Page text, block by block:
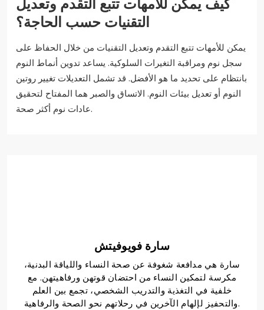
التقنيات حسب الحاجة؟
يمكن للأمهات تتبع التقدم وتعديل التقنيات من خلال الحفاظ على
سجل نوم ومراقبة التغيرات السلوكية. يساعد تدوين أنماط النوم
بانتظام على تحديد ما هو الأفضل. قد تشمل التعديلات تغيير روتين
النوم أو تعديل بيئات النوم. الاتساق والصبر هما المفتاح لتحقيق
عادات نوم أكثر صحة.
سارة فويوفيتش
سارة هي مدافعة شغوفة عن صحة النساء واللياقة البدنية،
مكرسة لتمكين النساء من احتضان قوتهن ورفاهيتهن. مع
خلفية في التغذية والتدريب الشخصي، تجمع بين العلم
والتحفيز لإلهام الآخرين في رحلاتهم نحو الصحة والرفاهية.